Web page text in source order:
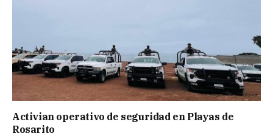
Activian operativo de seguridad en Playas de
Rosarito